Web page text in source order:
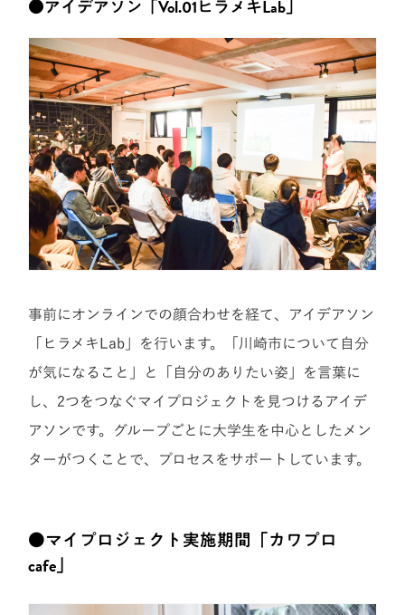
●アイデアソン「Vol.01ヒラメキLab」
事前にオンラインでの顔合わせを経て、アイデアソン
「ヒラメキLab」を行います。「川崎市について自分
が気になること」と「自分のありたい姿」を言葉に
し、2つをつなぐマイプロジェクトを見つけるアイデ
アソンです。グループごとに大学生を中心としたメン
ターがつくことで、プロセスをサポートしています。
●マイプロジェクト実施期間「カワプロ
cafe」